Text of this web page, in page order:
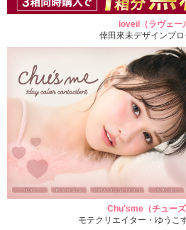
loveil（ラヴェー
倖田來未デザインプロ
Chu'sme（チューズ
モテクリエイター・ゆうこ